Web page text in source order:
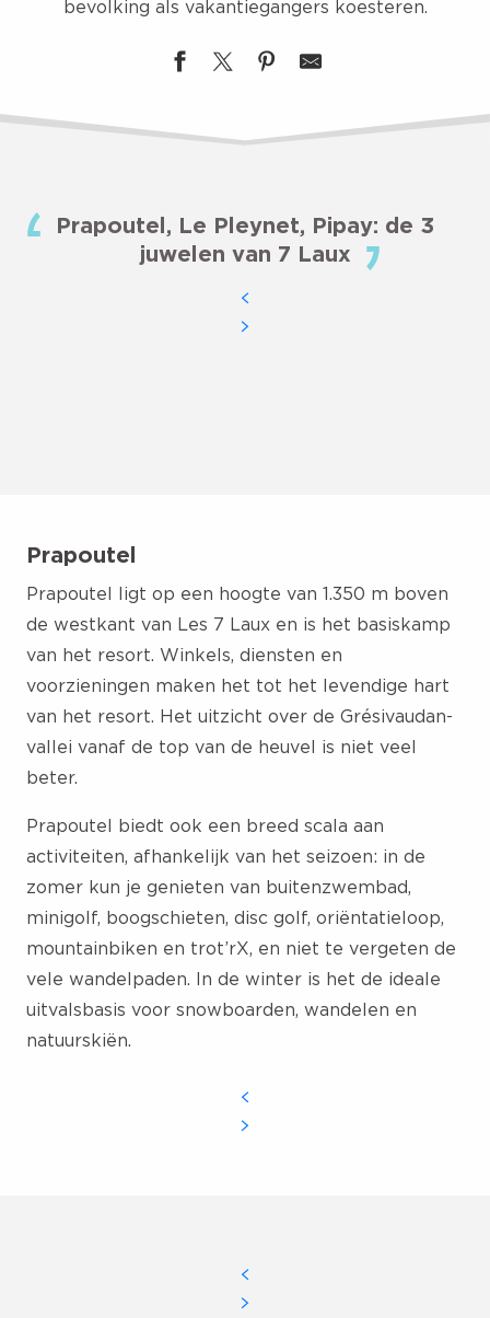
bevolking als vakantiegangers koesteren.
Prapoutel, Le Pleynet, Pipay: de 3
juwelen van 7 Laux
Prapoutel
Prapoutel ligt op een hoogte van 1.350 m boven
de westkant van Les 7 Laux en is het basiskamp
van het resort. Winkels, diensten en
voorzieningen maken het tot het levendige hart
van het resort. Het uitzicht over de Grésivaudan-
vallei vanaf de top van de heuvel is niet veel
beter.
Prapoutel biedt ook een breed scala aan
activiteiten, afhankelijk van het seizoen: in de
zomer kun je genieten van buitenzwembad,
minigolf, boogschieten, disc golf, oriëntatieloop,
mountainbiken en trot’rX, en niet te vergeten de
vele wandelpaden. In de winter is het de ideale
uitvalsbasis voor snowboarden, wandelen en
natuurskiën.